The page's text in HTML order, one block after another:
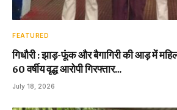
FEATURED
गिधौरी : झाड़-फूंक और बैगागिरी की आड़ में
60 वर्षीय वृद्ध आरोपी गिरफ्तार…
July 18, 2026